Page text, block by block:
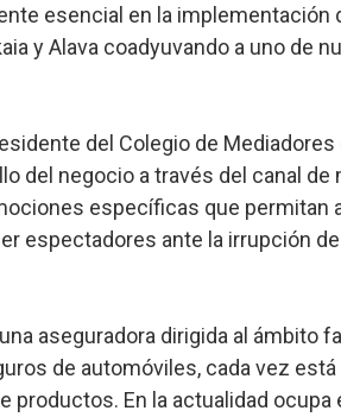
esencial en la implementación
y Alava coadyuvando a uno de
del Colegio de
del negocio a través del canal
específicas que permitan
espectadores ante la irrupción
aseguradora dirigida al ámbito
de automóviles, cada vez
productos. En la actualidad